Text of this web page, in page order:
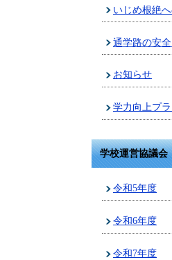
いじめ根絶
通学路の安
お知らせ
学力向上プ
学校運営協議会
令和5年度
令和6年度
令和7年度